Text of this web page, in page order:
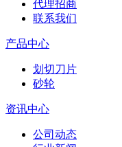
代理招商
联系我们
产品中心
划切刀片
砂轮
资讯中心
公司动态